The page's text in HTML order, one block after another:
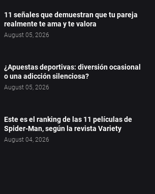
11 señales que demuestran que tu pareja
realmente te ama y te valora
August 05, 2026
¿Apuestas deportivas: diversión ocasional
o una adicción silenciosa?
August 05, 2026
Este es el ranking de las 11 películas de
Spider-Man, según la revista Variety
August 04, 2026